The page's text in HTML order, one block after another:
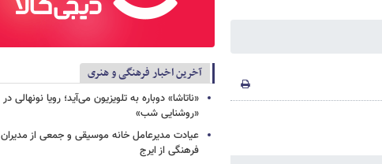
آخرین اخبار فرهنگی و هنری
«ناتاشا» دوباره به تلویزیون می‌آید؛ رویا نونهالی در
«روشنایی شب»
عیادت مدیرعامل خانه موسیقی و جمعی از مدیران
فرهنگی از ایرج